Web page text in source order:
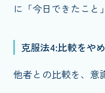
に「今日できたこと
克服法4:比較をや
他者との比較を、意